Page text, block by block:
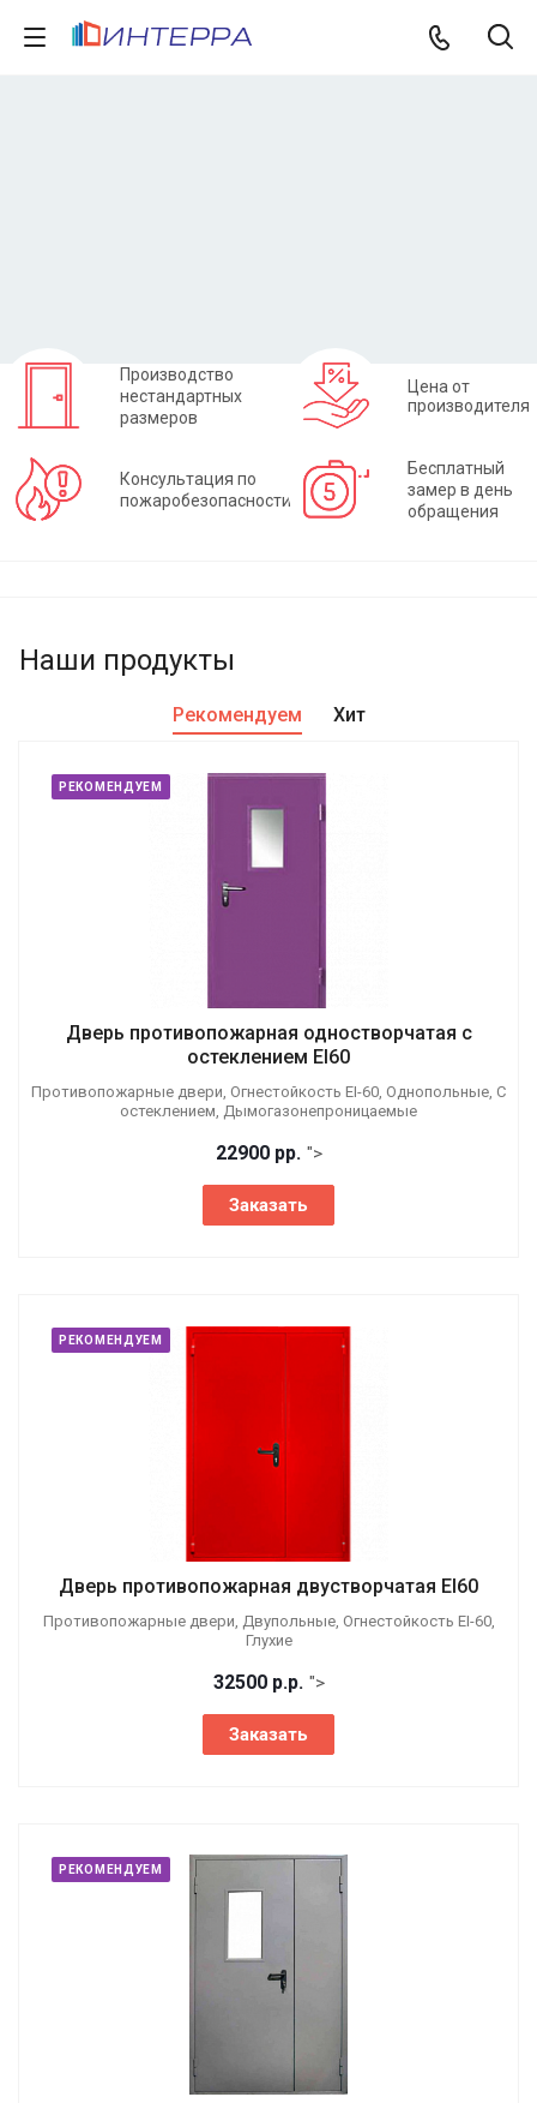
Производство
нестандартных
размеров
Цена от
производителя
Консультация по
пожаробезопасности
Бесплатный
замер в день
обращения
Наши продукты
Рекомендуем Хит
РЕКОМЕНДУЕМ
Дверь противопожарная одностворчатая с
остеклением EI60
Противопожарные двери, Огнестойкость EI-60, Однопольные, С
остеклением, Дымогазонепроницаемые
22900 рр. ">
Заказать
РЕКОМЕНДУЕМ
Дверь противопожарная двустворчатая EI60
Противопожарные двери, Двупольные, Огнестойкость EI-60,
Глухие
32500 р.р. ">
Заказать
РЕКОМЕНДУЕМ